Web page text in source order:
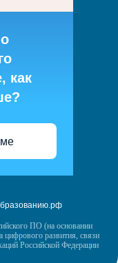
как
ПО (на основании
цифрового развития, связи
Российской Федерации